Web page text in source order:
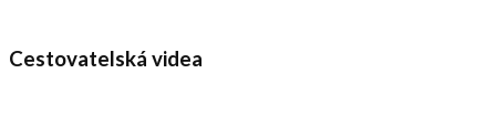
Cestovatelská videa